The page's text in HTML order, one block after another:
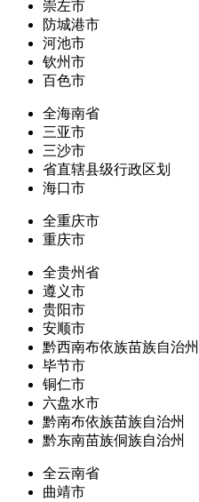
崇左市
防城港市
河池市
钦州市
百色市
全海南省
三亚市
三沙市
省直辖县级行政区划
海口市
全重庆市
重庆市
全贵州省
遵义市
贵阳市
安顺市
黔西南布依族苗族自治州
毕节市
铜仁市
六盘水市
黔南布依族苗族自治州
黔东南苗族侗族自治州
全云南省
曲靖市